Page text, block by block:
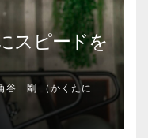
スピードを
谷 剛 （かくたに